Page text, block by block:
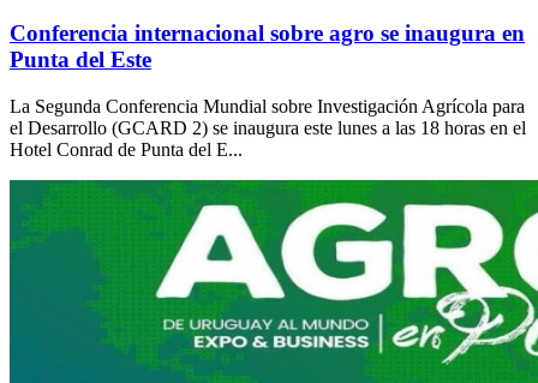
Conferencia internacional sobre agro se inaugura en
Punta del Este
La Segunda Conferencia Mundial sobre Investigación Agrícola para
el Desarrollo (GCARD 2) se inaugura este lunes a las 18 horas en el
Hotel Conrad de Punta del E...